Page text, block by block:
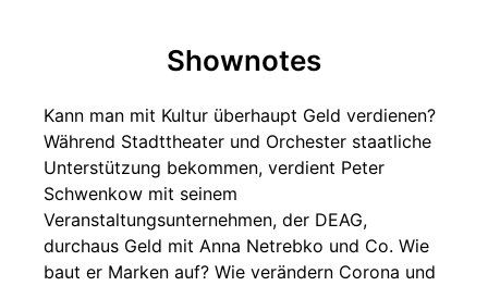
Shownotes
Kann man mit Kultur überhaupt Geld verdienen?
Während Stadttheater und Orchester staatliche
Unterstützung bekommen, verdient Peter
Schwenkow mit seinem
Veranstaltungsunternehmen, der DEAG,
durchaus Geld mit Anna Netrebko und Co. Wie
baut er Marken auf? Wie verändern Corona und